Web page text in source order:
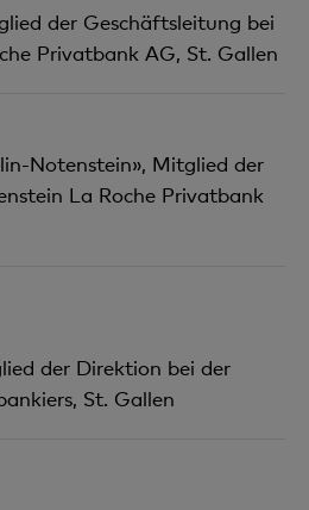
der Geschäftsleitung bei
Privatbank AG, St. Gallen
Notenstein», Mitglied der
La Roche Privatbank
der Direktion bei der
St. Gallen